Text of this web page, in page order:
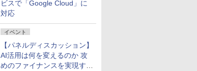
ビスで「Google Cloud」に
対応
イベント
【パネルディスカッション】
AI活用は何を変えるのか 攻
めのファイナンスを実現する